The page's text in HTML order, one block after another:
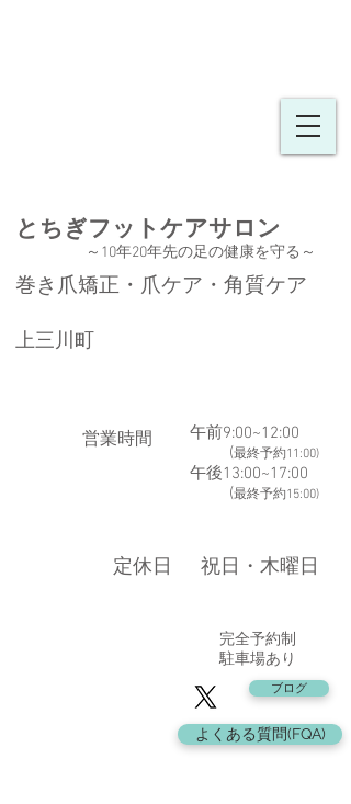
とちぎフットケア​​サロン
巻き爪矯正・爪ケア・角質ケア
上三川町
​定休日
​営業時間
​祝日・木曜日
午前9:00~12:00
(最終予約11:00)
午後13:00~17:00
​ (最終予約15:00)
～10年20年先の足の健康を守る ～
​完全予約制
駐車場あり
ブログ
よくある質問(FQA)